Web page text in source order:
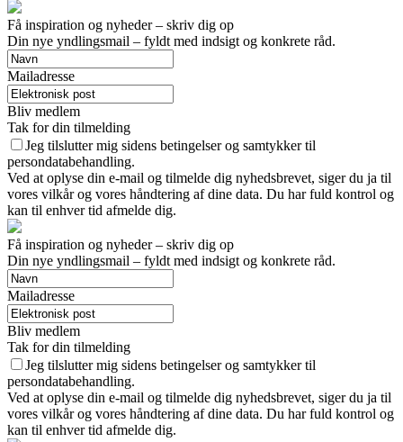
Få inspiration og nyheder – skriv dig op
Din nye yndlingsmail – fyldt med indsigt og konkrete råd.
Mailadresse
Bliv medlem
Tak for din tilmelding
Jeg tilslutter mig sidens betingelser og samtykker til
persondatabehandling.
Ved at oplyse din e-mail og tilmelde dig nyhedsbrevet, siger du ja til
vores vilkår og vores håndtering af dine data. Du har fuld kontrol og
kan til enhver tid afmelde dig.
Få inspiration og nyheder – skriv dig op
Din nye yndlingsmail – fyldt med indsigt og konkrete råd.
Mailadresse
Bliv medlem
Tak for din tilmelding
Jeg tilslutter mig sidens betingelser og samtykker til
persondatabehandling.
Ved at oplyse din e-mail og tilmelde dig nyhedsbrevet, siger du ja til
vores vilkår og vores håndtering af dine data. Du har fuld kontrol og
kan til enhver tid afmelde dig.